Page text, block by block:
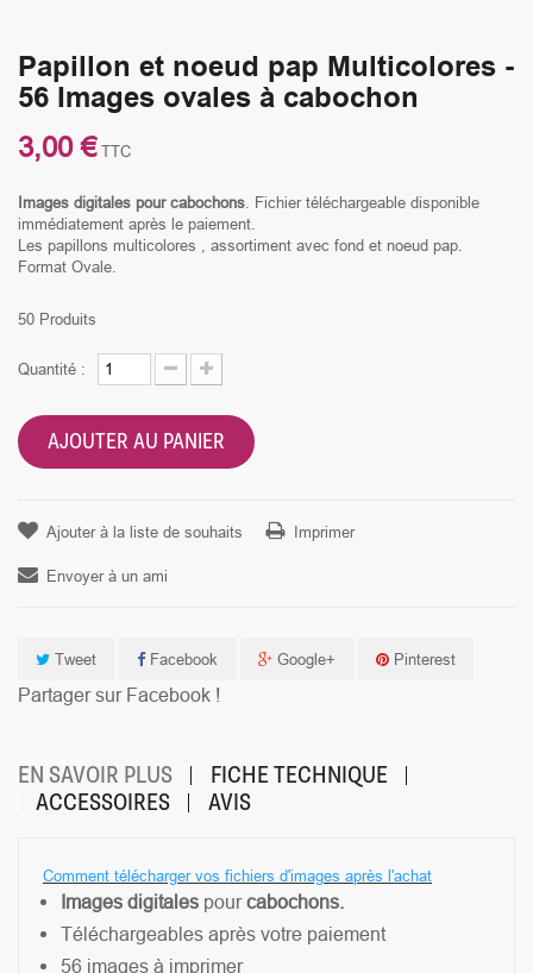
Papillon et noeud pap Multicolores -
56 Images ovales à cabochon
3,00 €TTC
Images digitales pour cabochons . Fichier téléchargeable disponible
immédiatement après le paiement.
Les papillons multicolores , assortiment avec fond et noeud pap.
Format Ovale.
50 Produits
Quantité :
AJOUTER AU PANIER
Ajouter à la liste de souhaits Imprimer
Envoyer à un ami
Tweet Facebook Google+ Pinterest
Partager sur Facebook !
EN SAVOIR PLUS
FICHE TECHNIQUE
ACCESSOIRES
AVIS
Comment télécharger vos fichiers d'images après l'achat
Images digitales pourcabochons.
Téléchargeables après votre paiement
56 images à imprimer